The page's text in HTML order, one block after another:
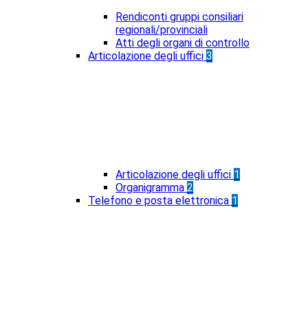
Rendiconti gruppi consiliari
regionali/provinciali
Atti degli organi di controllo
Articolazione degli uffici 3
Articolazione degli uffici 1
Organigramma 2
Telefono e posta elettronica 1